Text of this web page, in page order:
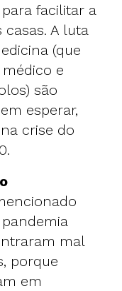
facilitar a
casas. A luta
(que
e
são
esperar,
crise do
mal
porque
em